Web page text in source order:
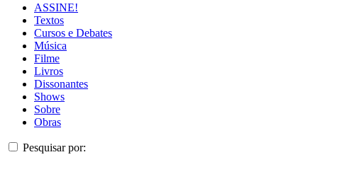
ASSINE!
Textos
Cursos e Debates
Música
Filme
Livros
Dissonantes
Shows
Sobre
Obras
Pesquisar por: